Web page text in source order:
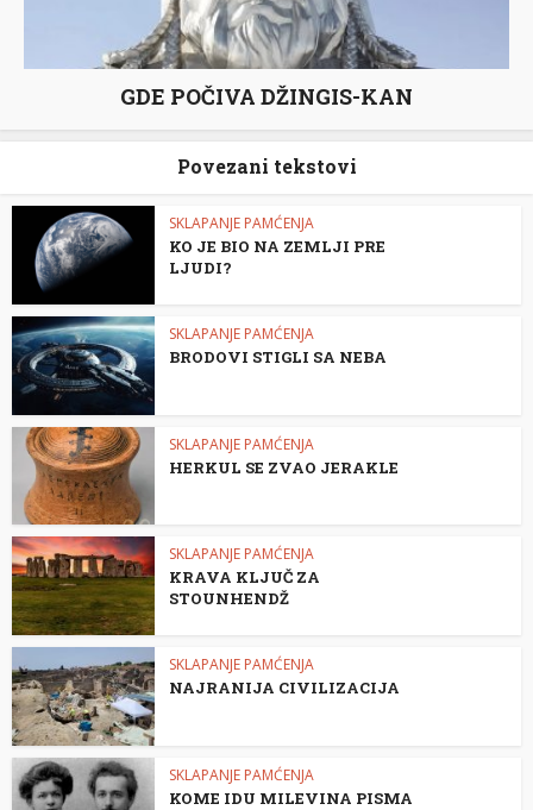
GDE POČIVA DŽINGIS-KAN
Povezani tekstovi
SKLAPANJE PAMĆENJA
KO JE BIO NA ZEMLJI PRE
LJUDI?
SKLAPANJE PAMĆENJA
BRODOVI STIGLI SA NEBA
SKLAPANJE PAMĆENJA
HERKUL SE ZVAO JERAKLE
SKLAPANJE PAMĆENJA
KRAVA KLJUČ ZA
STOUNHENDŽ
SKLAPANJE PAMĆENJA
NAJRANIJA CIVILIZACIJA
SKLAPANJE PAMĆENJA
KOME IDU MILEVINA PISMA